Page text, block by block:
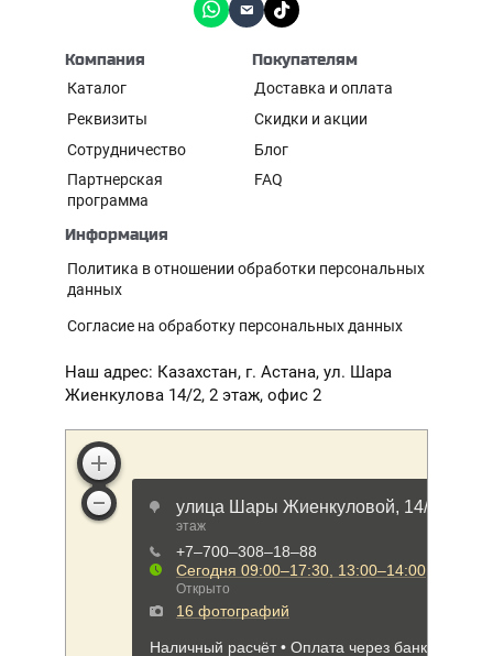
Компания
Каталог
Реквизиты
Сотрудничество
Партнерская
программа
Покупателям
Доставка и оплата
Скидки и акции
Блог
FAQ
Информация
Политика в отношении обработки персональных
данных
Согласие на обработку персональных данных
Наш адрес: Казахстан, г. Астана, ул. Шара
Жиенкулова 14/2, 2 этаж, офис 2